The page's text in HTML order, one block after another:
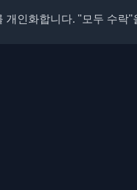
인화합니다. "모두 수락